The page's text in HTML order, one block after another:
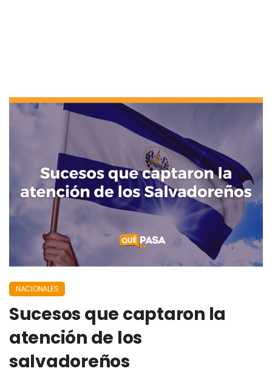
NACIONALES
Sucesos que captaron la
atención de los
salvadoreños